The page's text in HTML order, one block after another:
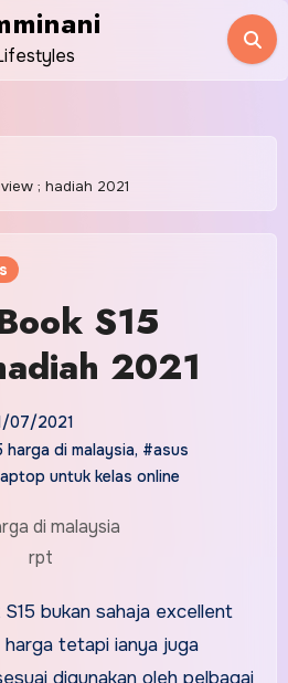
; hadiah 2021
S15
2021
07/2021
harga di malaysia, #asus
untuk kelas online
rpt
bukan sahaja excellent
tetapi ianya juga